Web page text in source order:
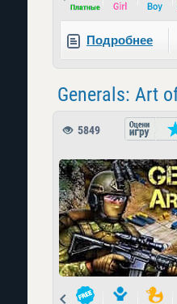
Подробнее
Generals: Art
5849
Prev